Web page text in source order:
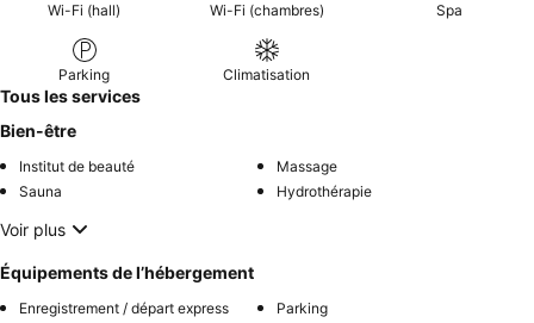
Wi-Fi (hall) Wi-Fi (chambres) Spa
Parking Climatisation
Tous les services
Bien-être
Institut de beauté
Massage
Sauna
Hydrothérapie
Voir plus
Équipements de l’hébergement
Enregistrement / départ express
Parking